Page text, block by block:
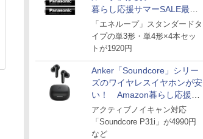
暮らし応援サマーSALE最終
日
「エネループ」スタンダードタ
イプの単3形・単4形×4本セッ
トが1920円
Anker「Soundcore」シリー
ズのワイヤレスイヤホンが安
い！ Amazon暮らし応援サ
マーSALE
アクティブノイキャン対応
「Soundcore P31i」が4990円
など